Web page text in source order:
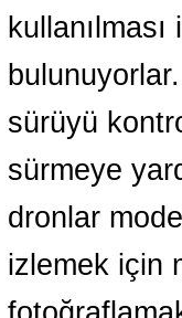
sürüyü
sürmeye
dronlar
izlemek için